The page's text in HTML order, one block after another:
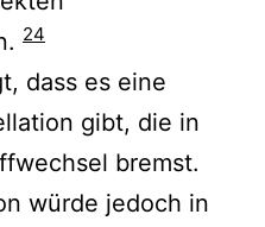
24
dass es eine
gibt, die in
bremst.
würde jedoch in